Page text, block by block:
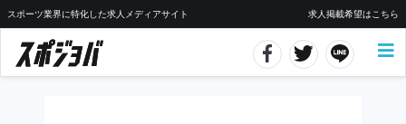
スポーツ業界に特化した求人メディアサイト 求人掲載希望はこちら